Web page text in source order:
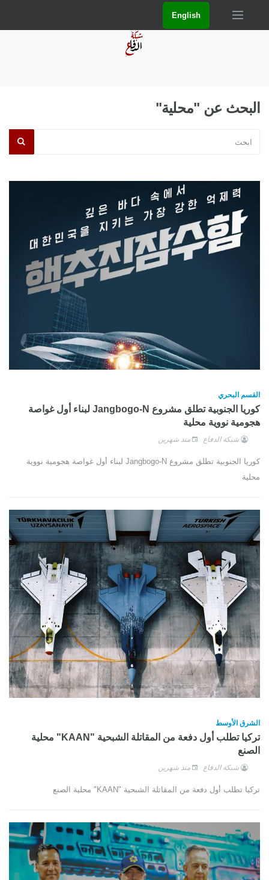
English
البحث عن "محلية"
القسم البحري
كوريا الجنوبية تطلق مشروع Jangbogo-N لبناء أول غواصة
هجومية نووية محلية
شبكة الدفاع منذ شهرين
كوريا الجنوبية تطلق مشروع Jangbogo-N لبناء أول غواصة هجومية نووية
محلية
الشرق الأوسط
تركيا تطلب أول دفعة من المقاتلة الشبحية "KAAN" محلية
الصنع
شبكة الدفاع منذ شهرين
تركيا تطلب أول دفعة من المقاتلة الشبحية "KAAN" محلية الصنع